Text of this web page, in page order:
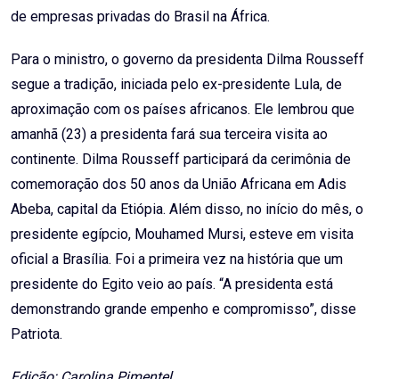
de empresas privadas do Brasil na África.
Para o ministro, o governo da presidenta Dilma Rousseff
segue a tradição, iniciada pelo ex-presidente Lula, de
aproximação com os países africanos. Ele lembrou que
amanhã (23) a presidenta fará sua terceira visita ao
continente. Dilma Rousseff participará da cerimônia de
comemoração dos 50 anos da União Africana em Adis
Abeba, capital da Etiópia. Além disso, no início do mês, o
presidente egípcio, Mouhamed Mursi, esteve em visita
oficial a Brasília. Foi a primeira vez na história que um
presidente do Egito veio ao país. “A presidenta está
demonstrando grande empenho e compromisso”, disse
Patriota.